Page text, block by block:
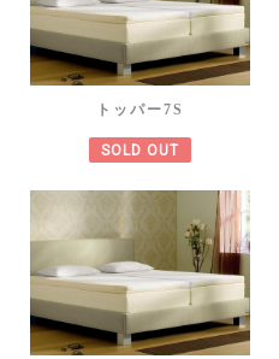
トッパー7S
SOLD OUT